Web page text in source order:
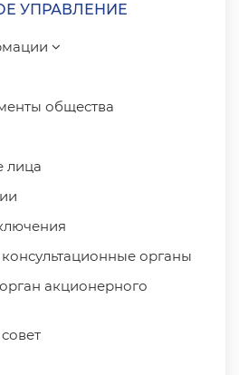
УПРАВЛЕНИЕ
общества
лица
органы
акционерного